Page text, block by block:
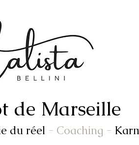
de Marseille
du réel - Coaching -